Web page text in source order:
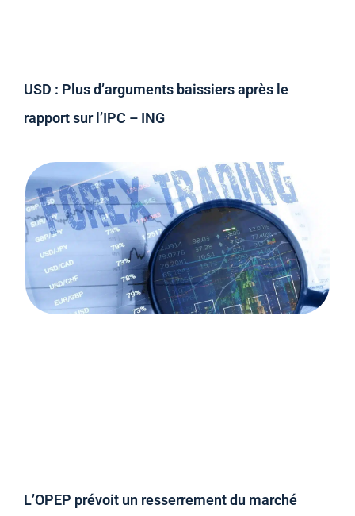
USD : Plus d’arguments baissiers après le
rapport sur l’IPC – ING
L’OPEP prévoit un resserrement du marché